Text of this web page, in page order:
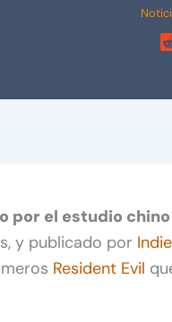
por el estudio
y publicado por
Resident Evil